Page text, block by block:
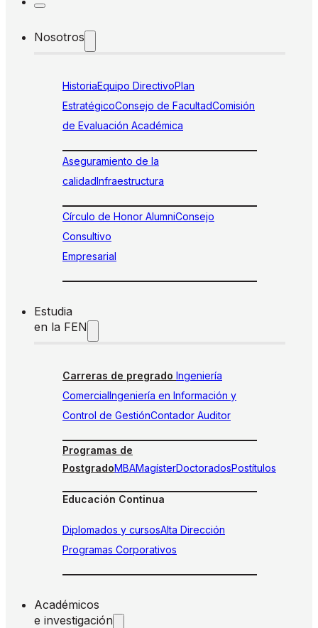
Nosotros
HistoriaEquipo DirectivoPlan
EstratégicoConsejo de FacultadComisión
de Evaluación Académica
Aseguramiento de la
calidadInfraestructura
Círculo de Honor AlumniConsejo
Consultivo
Empresarial
Estudia
en la FEN
Carreras de pregrado Ingeniería
ComercialIngeniería en Información y
Control de GestiónContador Auditor
Programas de
PostgradoMBAMagísterDoctoradosPostítulos
Educación Continua
Diplomados y cursosAlta Dirección
Programas Corporativos
Académicos
e investigación